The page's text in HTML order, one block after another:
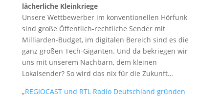
lächerliche Kleinkriege
Unsere Wettbewerber im konventionellen Hörfunk
sind große Öffentlich-rechtliche Sender mit
Milliarden-Budget, im digitalen Bereich sind es die
ganz großen Tech-Giganten. Und da bekriegen wir
uns mit unserem Nachbarn, dem kleinen
Lokalsender? So wird das nix für die Zukunft…
„REGIOCAST und RTL Radio Deutschland gründen